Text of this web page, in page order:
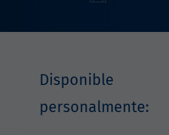
Disponible
personalmente: